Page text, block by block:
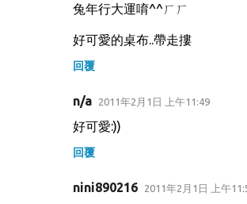
兔年行大運唷^^ㄏㄏ
好可愛的桌布..帶走摟
回覆
n/a 2011年2月1日 上午11:49
好可愛:))
回覆
nini890216 2011年2月1日 上午